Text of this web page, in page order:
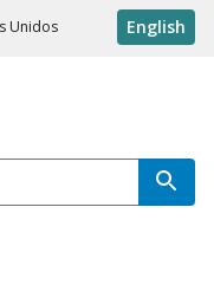
Unidos English